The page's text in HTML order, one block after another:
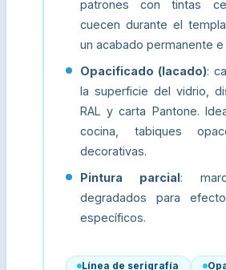
patrones con tintas
cuecen durante el
un acabado permanente e
Opacificado (lacado):
la superficie del vidrio,
RAL y carta Pantone.
cocina, tabiques
decorativas.
Pintura parcial:
degradados para
específicos.
Línea de serigrafía